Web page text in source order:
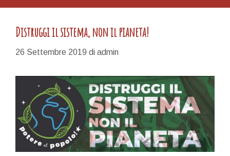
Distruggi il sistema, non il pianeta!
26 Settembre 2019 di admin